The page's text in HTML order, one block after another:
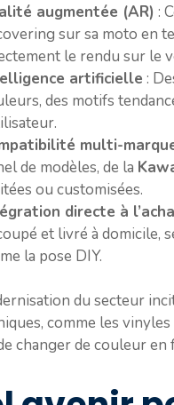
augmentée (AR) :
sur sa moto en
le rendu sur le
artificielle :
des motifs
multi-
de modèles, de la
ou customisées.
directe à
et livré à domicile,
la pose DIY.
du secteur
comme les
changer de couleur